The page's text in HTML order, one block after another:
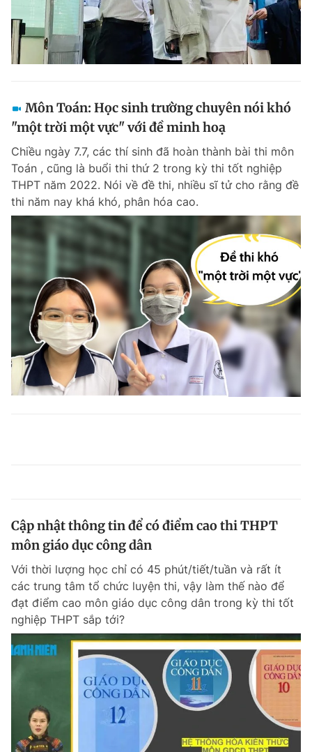
Môn Toán: Học sinh trường chuyên nói khó
"một trời một vực" với đề minh hoạ
Chiều ngày 7.7, các thí sinh đã hoàn thành bài thi môn
Toán , cũng là buổi thi thứ 2 trong kỳ thi tốt nghiệp
THPT năm 2022. Nói về đề thi, nhiều sĩ tử cho rằng đề
thi năm nay khá khó, phân hóa cao.
Cập nhật thông tin để có điểm cao thi THPT
môn giáo dục công dân
Với thời lượng học chỉ có 45 phút/tiết/tuần và rất ít
các trung tâm tổ chức luyện thi, vậy làm thế nào để
đạt điểm cao môn giáo dục công dân trong kỳ thi tốt
nghiệp THPT sắp tới?